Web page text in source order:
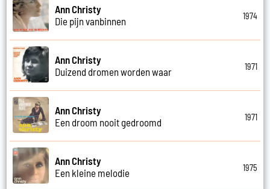
Ann Christy
Die pijn vanbinnen
1974
Ann Christy
Duizend dromen worden waar
1971
Ann Christy
Een droom nooit gedroomd
1971
Ann Christy
Een kleine melodie
1975